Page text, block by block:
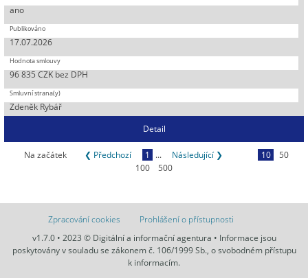
ano
17.07.2026
96 835 CZK bez DPH
Zdeněk Rybář
Detail
Na začátek ❮ Předchozí 1 ... Následující ❯ 10
50
100
500
Zpracování cookies
Prohlášení o přístupnosti
v1.7.0 • 2023 © Digitální a informační agentura • Informace jsou
poskytovány v souladu se zákonem č. 106/1999 Sb., o svobodném přístupu
k informacím.